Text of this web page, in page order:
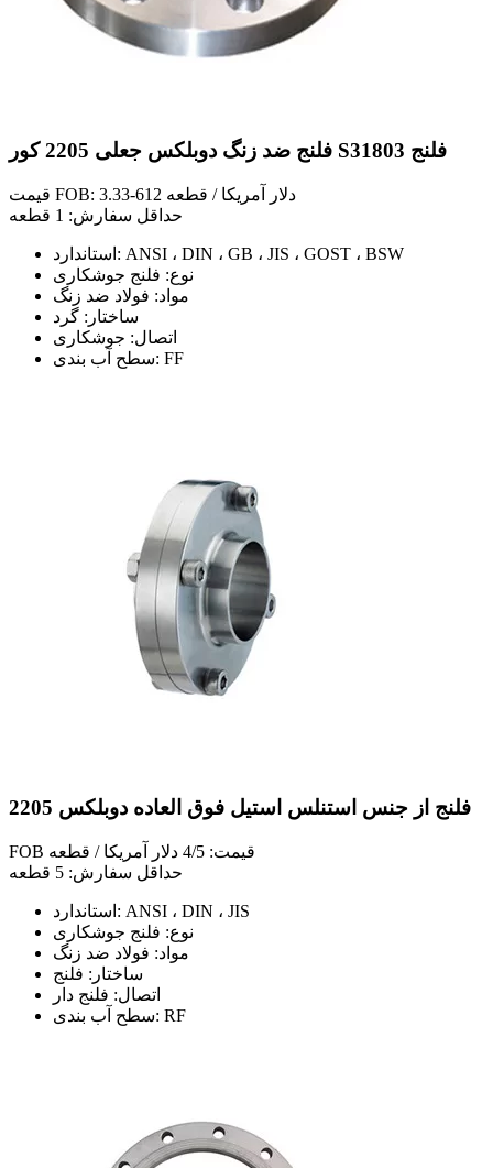
فلنج ضد زنگ دوبلکس جعلی 2205 کور S31803 فلنج
قیمت FOB: 3.33-612 دلار آمریکا / قطعه
حداقل سفارش: 1 قطعه
استاندارد: ANSI ، DIN ، GB ، JIS ، GOST ، BSW
نوع: فلنج جوشکاری
مواد: فولاد ضد زنگ
ساختار: گرد
اتصال: جوشکاری
سطح آب بندی: FF
فلنج از جنس استنلس استیل فوق العاده دوبلکس 2205
FOB قیمت: 4/5 دلار آمریکا / قطعه
حداقل سفارش: 5 قطعه
استاندارد: ANSI ، DIN ، JIS
نوع: فلنج جوشکاری
مواد: فولاد ضد زنگ
ساختار: فلنج
اتصال: فلنج دار
سطح آب بندی: RF